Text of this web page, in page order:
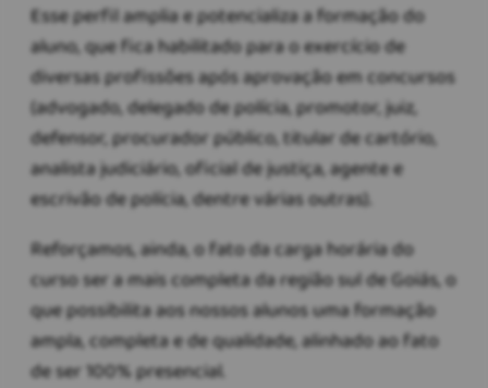
Esse perfil amplia e potencializa a formação do
aluno, que fica habilitado para o exercício de
diversas profissões após aprovação em concursos
(advogado, delegado de polícia, promotor, juiz,
defensor, procurador público, titular de cartório,
analista judiciário, oficial de justiça, agente e
escrivão de polícia, dentre várias outras).
Reforçamos, ainda, o fato da carga horária do
curso ser a mais completa da região sul de Goiás, o
que possibilita aos nossos alunos uma formação
ampla, completa e de qualidade, alinhado ao fato
de ser 100% presencial.